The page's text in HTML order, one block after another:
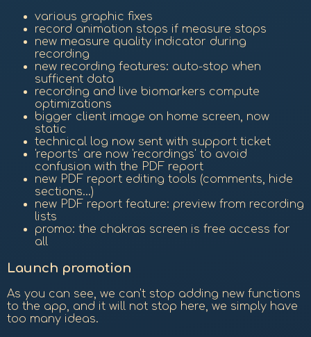
various graphic fixes
record animation stops if measure stops
new measure quality indicator during
recording
new recording features: auto-stop when
sufficent data
recording and live biomarkers compute
optimizations
bigger client image on home screen, now
static
technical log now sent with support ticket
'reports' are now 'recordings' to avoid
confusion with the PDF report
new PDF report editing tools (comments, hide
sections...)
new PDF report feature: preview from recording
lists
promo: the chakras screen is free access for
all
Launch promotion
As you can see, we can't stop adding new functions
to the app, and it will not stop here, we simply have
too many ideas.